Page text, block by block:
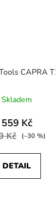
CAPRA
Skladem
559 Kč
Kč (–30 %)
DETAIL